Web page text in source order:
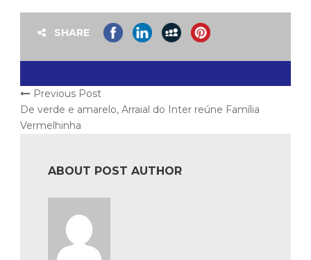
SHARE
Previous Post
De verde e amarelo, Arraial do Inter reúne Família
Vermelhinha
ABOUT POST AUTHOR